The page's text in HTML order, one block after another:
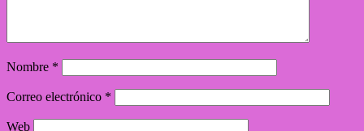
Nombre *
Correo electrónico *
Web